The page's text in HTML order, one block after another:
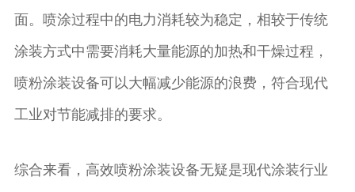
面。喷涂过程中的电力消耗较为稳定，相较于传统
涂装方式中需要消耗大量能源的加热和干燥过程，
喷粉涂装设备可以大幅减少能源的浪费，符合现代
工业对节能减排的要求。
综合来看，高效喷粉涂装设备无疑是现代涂装行业